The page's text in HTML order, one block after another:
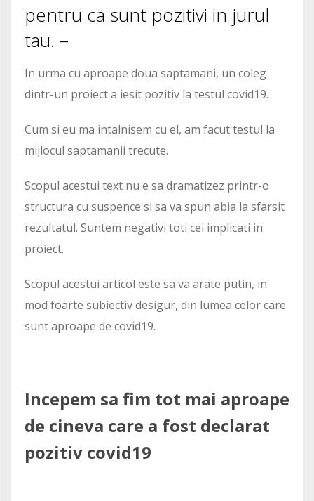
pentru ca sunt pozitivi in jurul
tau. –
In urma cu aproape doua saptamani, un coleg
dintr-un proiect a iesit pozitiv la testul covid19.
Cum si eu ma intalnisem cu el, am facut testul la
mijlocul saptamanii trecute.
Scopul acestui text nu e sa dramatizez printr-o
structura cu suspence si sa va spun abia la sfarsit
rezultatul. Suntem negativi toti cei implicati in
proiect.
Scopul acestui articol este sa va arate putin, in
mod foarte subiectiv desigur, din lumea celor care
sunt aproape de covid19.
Incepem sa fim tot mai aproape
de cineva care a fost declarat
pozitiv covid19